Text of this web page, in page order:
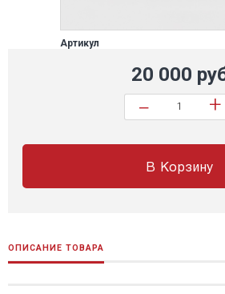
Артикул
20 000
− +
В Корзину
ОПИСАНИЕ ТОВАРА